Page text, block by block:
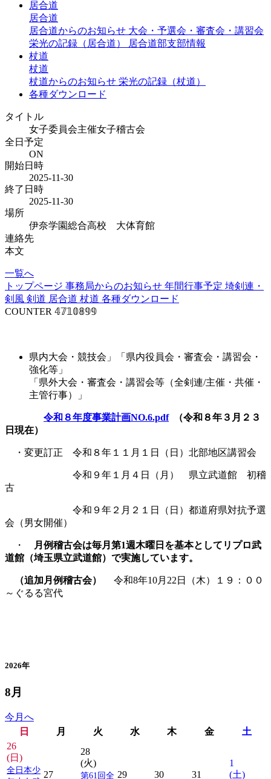
居合道
居合道
居合道からのお知らせ 大会・予選会・審査会・講習会
栄光の記録（居合道）
居合道部支部情報
杖道
杖道
杖道からのお知らせ 栄光の記録（杖道）
各種ダウンロード
タイトル
女子委員会主催女子稽古会
全日予定
ON
開始日時
2025-11-30
終了日時
2025-11-30
場所
伊奈学園総合高校 大体育館
連絡先
本文
一覧へ
トップページ 事務局からのお知らせ 年間行事予定 埼剣連・
剣風 剣道 居合道 杖道 各種ダウンロード
COUNTER 𝟜𝟟𝟙𝟘𝟠𝟡𝟡
県内大会・競技会」「県内役員会・審査会・講習会・
強化等」
「県外大会・審査会・講習会等（全剣連/主催・共催・
主管行事）」
令和８年度事業計画NO.6.pdf（令和８年３月２３
日現在）
・変更訂正 令和８年１１月１日（日）北部地区講習会
令和９年１月４日（月） 県立武道館 初稽
古
令和９年２月２１日（日）都道府県対抗予選
会（男女開催）
・
月例稽古会は毎月第1週木曜日を基本としてリプロ武
道館（埼玉県立武道館）で実施しています。
（追加月例稽古会） 令和8年10月22日（木）１９：００
～ぐるる宮代
2026年
8月
今月へ
日
月 火 水 木 金
土
26
(日)
全日本少 27
28
(火)
第61回全 29 30 31
1
(土)